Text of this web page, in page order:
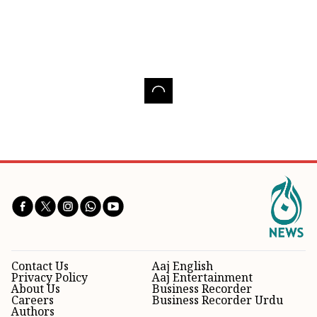
Aaj English
Aaj Entertainment
Business Recorder
Business Recorder Urdu
Contact Us
Privacy Policy
About Us
Careers
Authors